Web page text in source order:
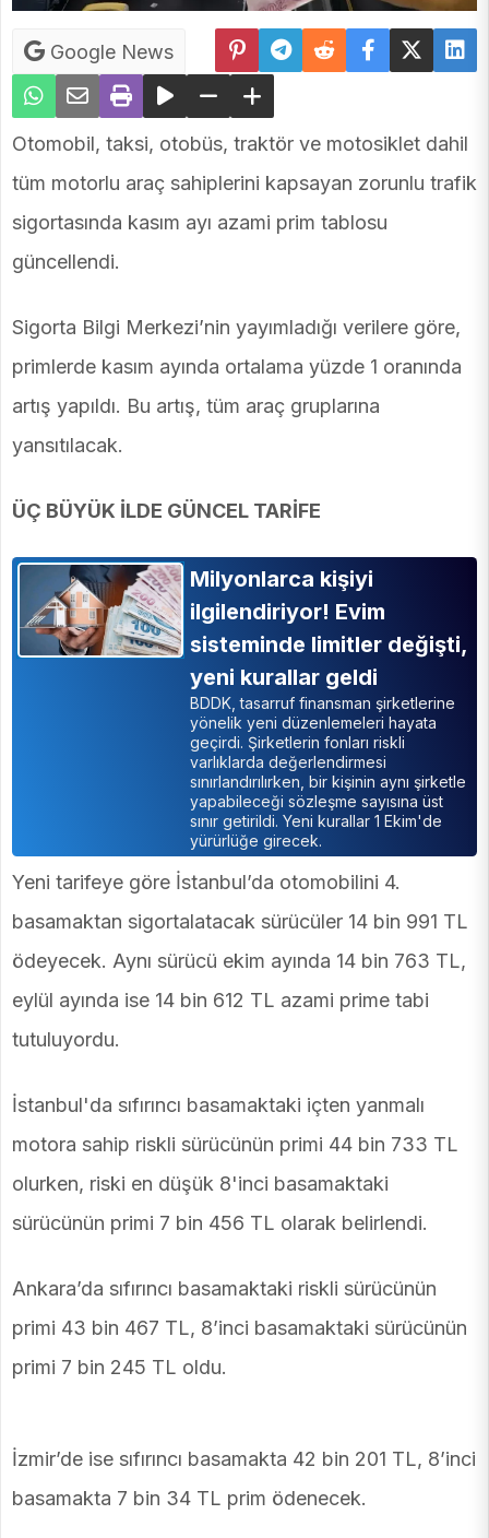
Google News
Otomobil, taksi, otobüs, traktör ve motosiklet dahil
tüm motorlu araç sahiplerini kapsayan zorunlu trafik
sigortasında kasım ayı azami prim tablosu
güncellendi.
Sigorta Bilgi Merkezi’nin yayımladığı verilere göre,
primlerde kasım ayında ortalama yüzde 1 oranında
artış yapıldı. Bu artış, tüm araç gruplarına
yansıtılacak.
ÜÇ BÜYÜK İLDE GÜNCEL TARİFE
Milyonlarca kişiyi
ilgilendiriyor! Evim
sisteminde limitler değişti,
yeni kurallar geldi
BDDK, tasarruf finansman şirketlerine
yönelik yeni düzenlemeleri hayata
geçirdi. Şirketlerin fonları riskli
varlıklarda değerlendirmesi
sınırlandırılırken, bir kişinin aynı şirketle
yapabileceği sözleşme sayısına üst
sınır getirildi. Yeni kurallar 1 Ekim'de
yürürlüğe girecek.
Yeni tarifeye göre İstanbul’da otomobilini 4.
basamaktan sigortalatacak sürücüler 14 bin 991 TL
ödeyecek. Aynı sürücü ekim ayında 14 bin 763 TL,
eylül ayında ise 14 bin 612 TL azami prime tabi
tutuluyordu.
İstanbul'da sıfırıncı basamaktaki içten yanmalı
motora sahip riskli sürücünün primi 44 bin 733 TL
olurken, riski en düşük 8'inci basamaktaki
sürücünün primi 7 bin 456 TL olarak belirlendi.
Ankara’da sıfırıncı basamaktaki riskli sürücünün
primi 43 bin 467 TL, 8’inci basamaktaki sürücünün
primi 7 bin 245 TL oldu.
İzmir’de ise sıfırıncı basamakta 42 bin 201 TL, 8’inci
basamakta 7 bin 34 TL prim ödenecek.